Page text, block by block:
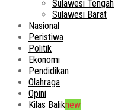
Sulawesi Tengah
Sulawesi Barat
Nasional
Peristiwa
Politik
Ekonomi
Pendidikan
Olahraga
Opini
Kilas Baliknew